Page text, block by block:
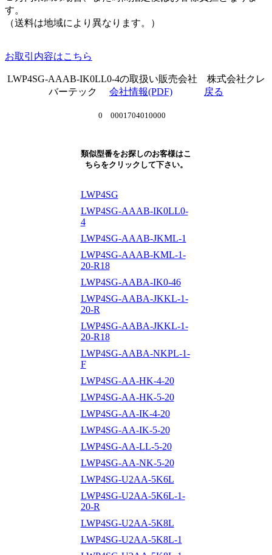
す。
（送料は地域により異なります。）
お取引内容はこちら
LWP4SG-AAAB-IK0LL0-4の取扱い販売会社 株式会社クレ
バーテック 会社情報(PDF) 戻る
0 0001704010000
類似型番をお探しのお客様はこ
ちらをクリックして下さい。
LWP4SG
LWP4SG-AAAB-IK0LL0-
4
LWP4SG-AAAB-JKML-1
LWP4SG-AAAB-KML-1-
20-R18
LWP4SG-AABA-IK0-46
LWP4SG-AABA-JKKL-1-
20-R
LWP4SG-AABA-JKKL-1-
20-R18
LWP4SG-AABA-NKPL-1-
F
LWP4SG-AA-HK-4-20
LWP4SG-AA-HK-5-20
LWP4SG-AA-IK-4-20
LWP4SG-AA-IK-5-20
LWP4SG-AA-LL-5-20
LWP4SG-AA-NK-5-20
LWP4SG-U2AA-5K6L
LWP4SG-U2AA-5K6L-1-
20-R
LWP4SG-U2AA-5K8L
LWP4SG-U2AA-5K8L-1